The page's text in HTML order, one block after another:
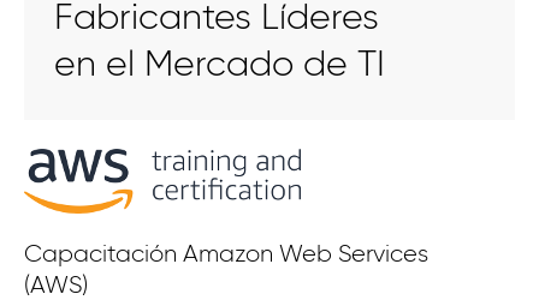
Fabricantes Líderes
en el Mercado de TI
Capacitación Amazon Web Services
(AWS)